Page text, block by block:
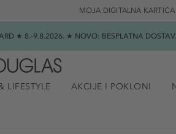
MOJA DIGITALNA KARTICA
★ 8.-9.8.2026. ★ NOVO: BESPLATNA
LIFESTYLE AKCIJE I POKLONI